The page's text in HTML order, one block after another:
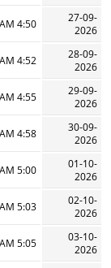
27-09-
2026
4:50 AM
28-09-
2026
4:52 AM
29-09-
2026
4:55 AM
30-09-
2026
4:58 AM
01-10-
2026
5:00 AM
02-10-
2026
5:03 AM
03-10-
2026
5:05 AM